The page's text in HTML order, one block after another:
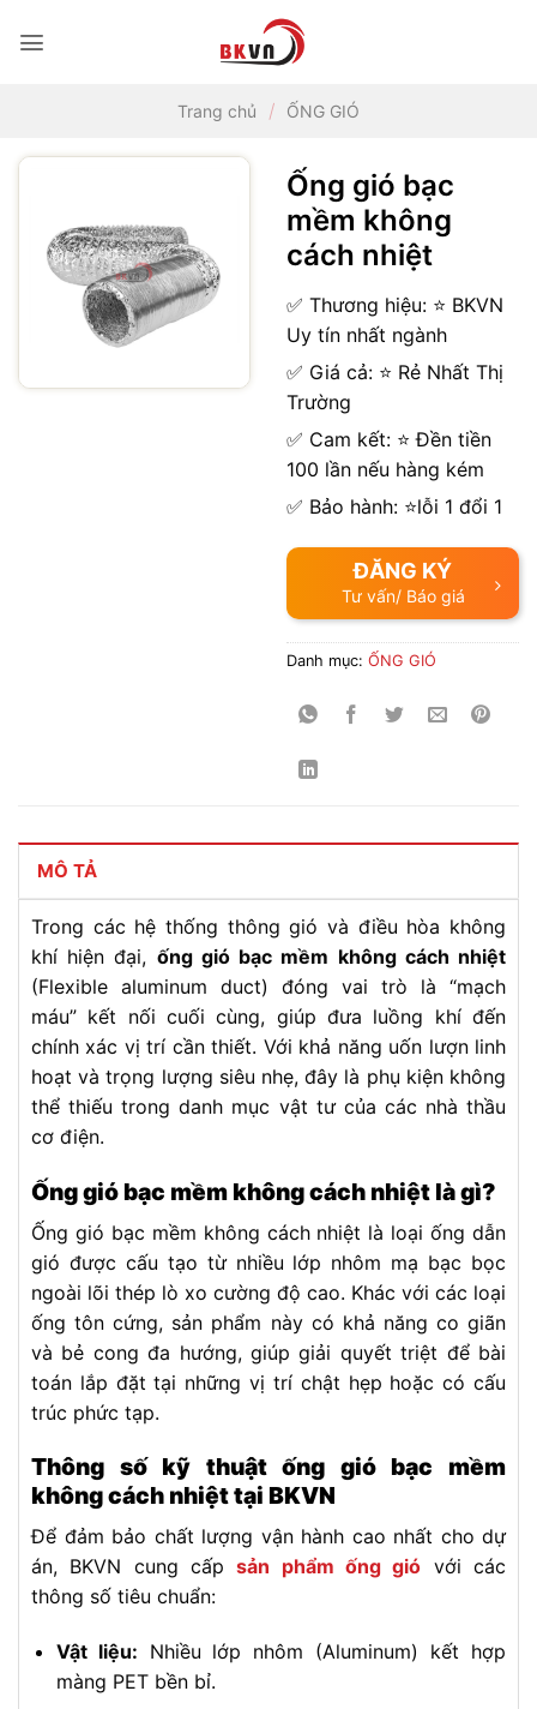
qua
Trang chủ / ỐNG GIÓ
Ống gió bạc
mềm không
cách nhiệt
✅ Thương hiệu: ⭐ BKVN
Uy tín nhất ngành
✅ Giá cả: ⭐ Rẻ Nhất Thị
Trường
✅ Cam kết: ⭐ Đền tiền
100 lần nếu hàng kém
✅ Bảo hành: ⭐lỗi 1 đổi 1
ĐĂNG KÝ
Tư vấn/ Báo giá
Danh mục: ỐNG GIÓ
MÔ TẢ
Trong các hệ thống thông gió và điều hòa không
khí hiện đại, ống gió bạc mềm không cách nhiệt
(Flexible aluminum duct) đóng vai trò là “mạch
máu” kết nối cuối cùng, giúp đưa luồng khí đến
chính xác vị trí cần thiết. Với khả năng uốn lượn linh
hoạt và trọng lượng siêu nhẹ, đây là phụ kiện không
thể thiếu trong danh mục vật tư của các nhà thầu
cơ điện.
Ống gió bạc mềm không cách nhiệt là gì?
Ống gió bạc mềm không cách nhiệt là loại ống dẫn
gió được cấu tạo từ nhiều lớp nhôm mạ bạc bọc
ngoài lõi thép lò xo cường độ cao. Khác với các loại
ống tôn cứng, sản phẩm này có khả năng co giãn
và bẻ cong đa hướng, giúp giải quyết triệt để bài
toán lắp đặt tại những vị trí chật hẹp hoặc có cấu
trúc phức tạp.
Thông số kỹ thuật ống gió bạc mềm
không cách nhiệt tại BKVN
Để đảm bảo chất lượng vận hành cao nhất cho dự
án, BKVN cung cấpsản phẩm ống gió với các
thông số tiêu chuẩn:
Vật liệu: Nhiều lớp nhôm (Aluminum) kết hợp
màng PET bền bỉ.